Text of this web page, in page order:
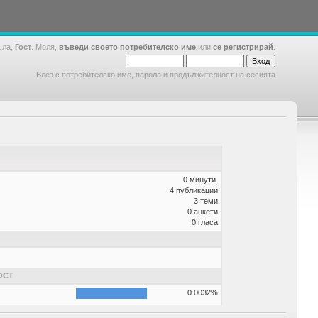
Гост . Моля, въведи своето потребителско име или се регистрирай
Влез с потребителско име, парола и продължителност на сесията
0 минути.
4 публикации
3 теми
0 анкети
0 гласа
0.0032%